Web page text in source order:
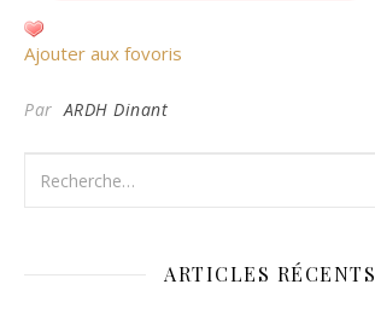
Ajouter aux fovoris
ParARDH Dinant
ARTICLES RÉCENTS